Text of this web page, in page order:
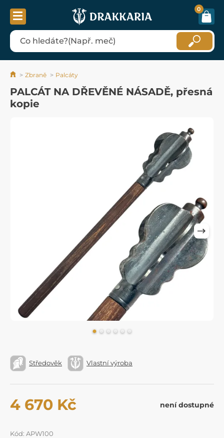
0
Zbraně Palcáty
PALCÁT NA DŘEVĚNÉ NÁSADĚ, přesná
kopie
Středověk Vlastní výroba
4 670 Kč není dostupné
Kód: APW100